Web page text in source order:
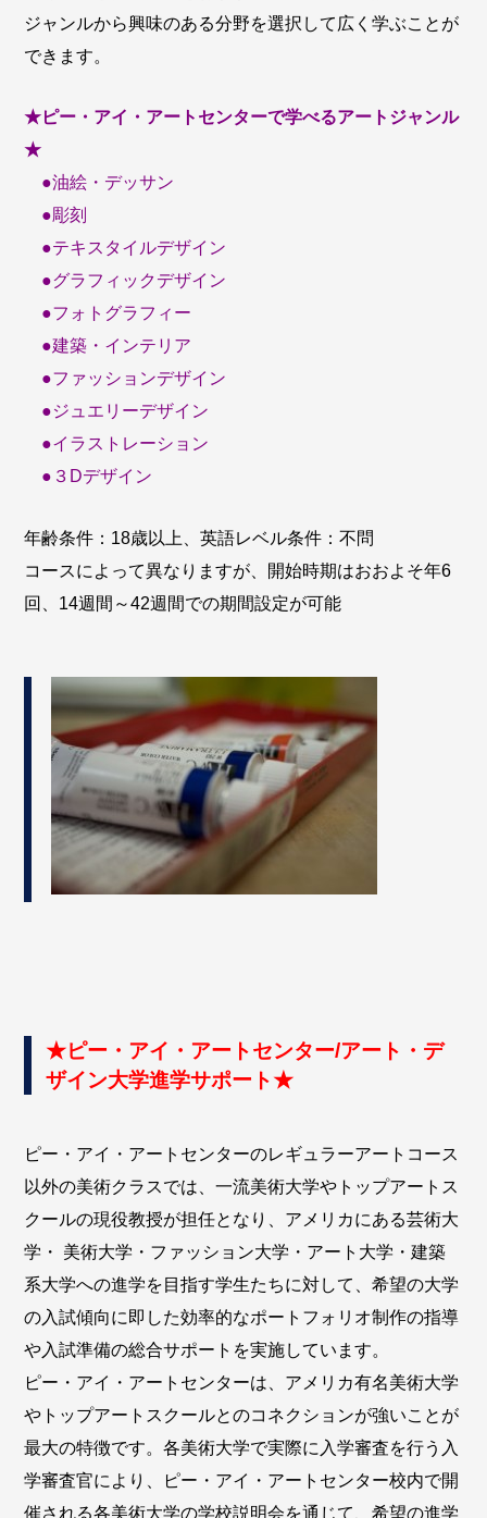
ジャンルから興味のある分野を選択して広く学ぶことが
できます。
★ピー・アイ・アートセンターで学べるアートジャンル
★
●油絵・デッサン
●彫刻
●テキスタイルデザイン
●グラフィックデザイン
●フォトグラフィー
●建築・インテリア
●ファッションデザイン
●ジュエリーデザイン
●イラストレーション
●３Dデザイン
年齢条件：18歳以上、英語レベル条件：不問
コースによって異なりますが、開始時期はおおよそ年6
回、14週間～42週間での期間設定が可能
★ピー・アイ・アートセンター/アート・デ
ザイン大学進学サポート★
ピー・アイ・アートセンターのレギュラーアートコース
以外の美術クラスでは、一流美術大学やトップアートス
クールの現役教授が担任となり、アメリカにある芸術大
学・ 美術大学・ファッション大学・アート大学・建築
系大学への進学を目指す学生たちに対して、希望の大学
の入試傾向に即した効率的なポートフォリオ制作の指導
や入試準備の総合サポートを実施しています。
ピー・アイ・アートセンターは、アメリカ有名美術大学
やトップアートスクールとのコネクションが強いことが
最大の特徴です。各美術大学で実際に入学審査を行う入
学審査官により、ピー・アイ・アートセンター校内で開
催される各美術大学の学校説明会を通じて、希望の進学